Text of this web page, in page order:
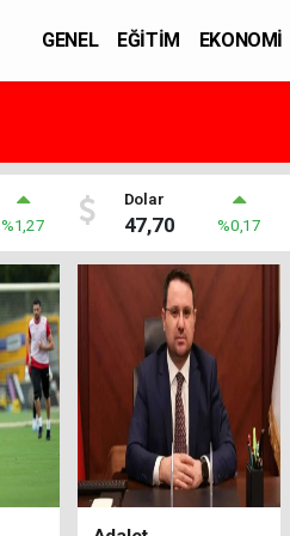
GENEL EĞİTİM EKONOMİ
%1,27
Dolar
47,70 %0,17